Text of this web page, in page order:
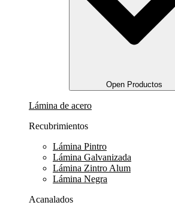
Open Productos
Lámina de acero
Recubrimientos
Lámina Pintro
Lámina Galvanizada
Lámina Zintro Alum
Lámina Negra
Acanalados